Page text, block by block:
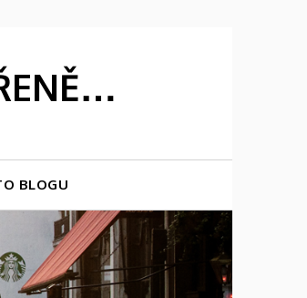
BLOGU